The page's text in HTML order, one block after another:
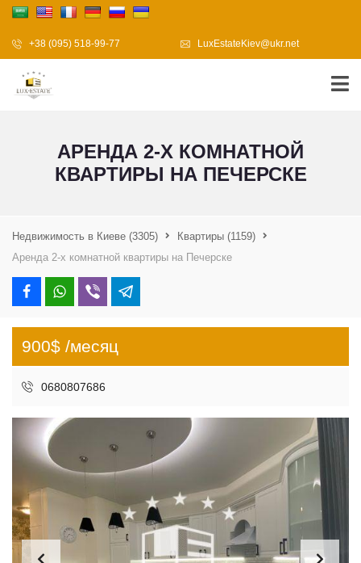
+38 (095) 518-99-77 LuxEstateKiev@ukr.net
АРЕНДА 2-Х КОМНАТНОЙ
КВАРТИРЫ НА ПЕЧЕРСКЕ
Недвижимость в Киеве (3305) Квартиры (1159)
Аренда 2-х комнатной квартиры на Печерске
900$ /месяц
0680807686